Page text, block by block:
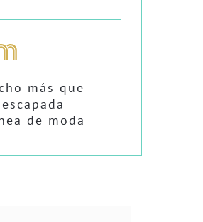
más que
de moda